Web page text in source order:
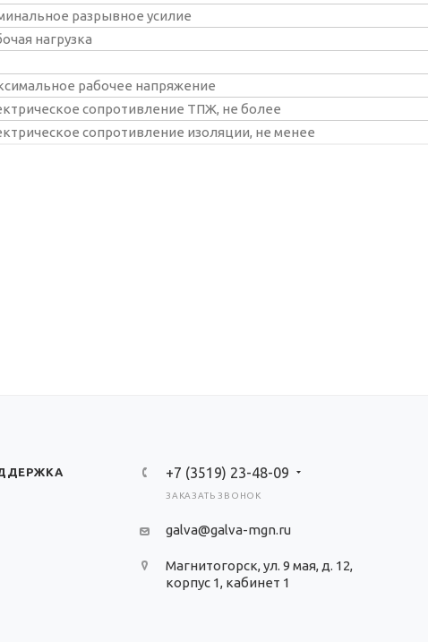
разрывное усилие
нагрузка
рабочее напряжение
сопротивление ТПЖ, не более
сопротивление изоляции, не менее
+7 (3519) 23-48-09
ЗАКАЗАТЬ ЗВОНОК
galva@galva-mgn.ru
Магнитогорск, ул. 9 мая, д. 12,
корпус 1, кабинет 1